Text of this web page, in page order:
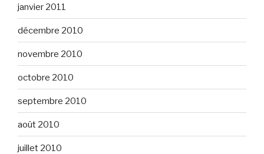
janvier 2011
décembre 2010
novembre 2010
octobre 2010
septembre 2010
août 2010
juillet 2010